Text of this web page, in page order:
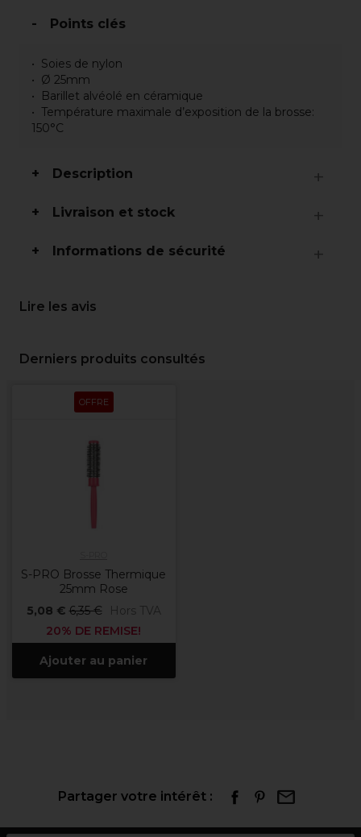
Points clés
Soies de nylon
Ø 25mm
Barillet alvéolé en céramique
Température maximale d’exposition de la brosse:
150°C
Description
Livraison et stock
Informations de sécurité
Lire les avis
Derniers produits consultés
OFFRE
S-PRO Brosse Thermique
25mm Rose
5,08 € 6,35 €
Hors TVA
20% DE REMISE!
Ajouter au panier
Partager votre intérêt :